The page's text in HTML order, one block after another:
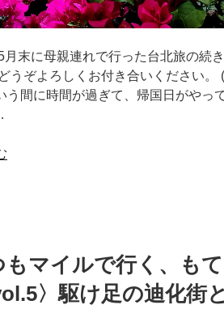
月末に母親連れで行った台北旅の続
うぞよろしくお付き合いください。
う間に時間が過ぎて、帰国日がやっ
もマイルで行く、も
〉駆け足の迪化街